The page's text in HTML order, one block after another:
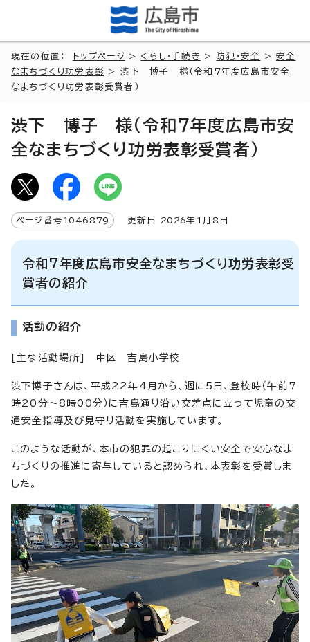
現在の位置： トップページ > くらし・手続き > 防犯・安全 >安全
なまちづくり功労表彰 > 渋下 博子 様（令和7年度広島市安全
なまちづくり功労表彰受賞者）
渋下 博子 様（令和7年度広島市安
全なまちづくり功労表彰受賞者）
ページ番号 1046879 更新日 2026年1月8日
令和7年度広島市安全なまちづくり功労表彰受
賞者の紹介
活動の紹介
[主な活動場所] 中区 吉島小学校
渋下博子さんは、平成22年4月から、週に5日、登校時（午前7
時20分～8時00分）に吉島通り沿い交差点に立って児童の交
通安全指導及び見守り活動を実施しています。
このような活動が、本市の犯罪の起こりにくい安全で安心なま
ちづくりの推進に寄与していると認められ、本表彰を受賞しま
した。